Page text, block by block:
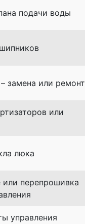
подачи воды
замена или ремонт
или
люка
или перепрошивка
управления